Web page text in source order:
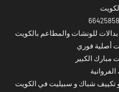
للونشات والمطاعم بالكويت
أصلية فوري
الكبير
تكييف شباك و سبيليت في الكويت